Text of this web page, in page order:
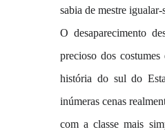
sabia de mestre
O desaparecimento
precioso dos
história do sul do
inúmeras cenas
com a classe mais